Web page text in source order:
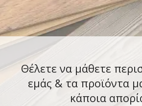
Θέλετε να μάθετε
εμάς & τα προϊόντα
κάποια